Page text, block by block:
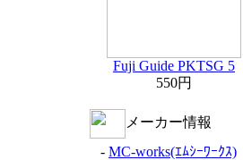
Fuji Guide PKTSG 5
550円
メーカー情報
- MC-works(ｴﾑｼｰﾜｰｸｽ)